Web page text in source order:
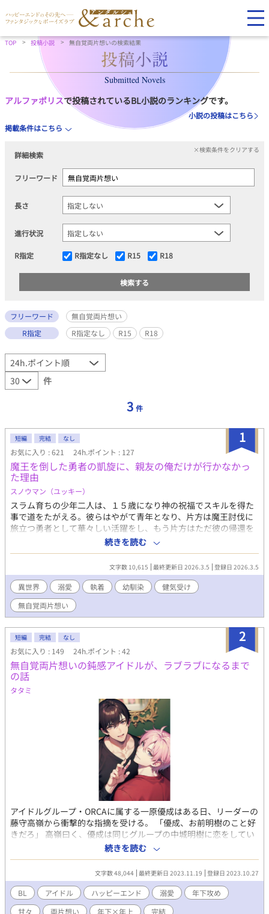
TOP 投稿小説 無自覚両片想いの検索結果
Submitted Novels
アルファポリスで投稿されているBL小説のランキングです。
小説の投稿はこちら
掲載条件はこちら
詳細検索
×検索条件をクリアする
フリーワード
長さ
進行状況
R指定 R指定なし R15 R18
フリーワード
無自覚両片想い
R指定
R指定なし R15 R18
件
3 件
1
短編 完結 なし
お気に入り : 621 24h.ポイント : 127
魔王を倒した勇者の凱旋に、親友の俺だけが行かなかっ
た理由
スノウマン（ユッキー）
スラム育ちの少年二人は、１５歳になり神の祝福でスキルを得た
事で道をたがえる。彼らはやがて青年となり、片方は魔王討伐に
旅立つ勇者として華々しい活躍をし、もう片方はただ彼の帰還を
待つ相変わらずスラム暮らしの存在となる。 これは何も持たない
青年がただ勇者の帰りを待つ日常を描いた作品です。 無自覚両片
想いの勇者×親友。 読了後、もう一度だけ読み直して頂けると何
か見える世界が変わるかもしれません。
続きを読む
文字数 10,615 最終更新日 2026.3.5 登録日 2026.3.5
異世界 溺愛 執着 幼馴染
健気受け
無自覚両片想い
2
短編 完結 なし
お気に入り : 149 24h.ポイント : 42
無自覚両片想いの鈍感アイドルが、ラブラブになるまで
の話
タタミ
アイドルグループ・ORCAに属する一原優成はある日、リーダーの
藤守高嶺から衝撃的な指摘を受ける。 「優成、お前明樹のこと好
きだろ」 高嶺曰く、優成は同じグループの中城明樹に恋をしてい
るらしい。 メンバー全員に指摘されても到底受け入れられない優
成だったが、ひょんなことから明樹とキスしたことでドキドキが
止まらなくなり──！？
続きを読む
文字数 48,044 最終更新日 2023.11.19 登録日 2023.10.27
BL アイドル ハッピーエンド 溺愛
年下攻め
甘々
両片想い 年下×年上 完結